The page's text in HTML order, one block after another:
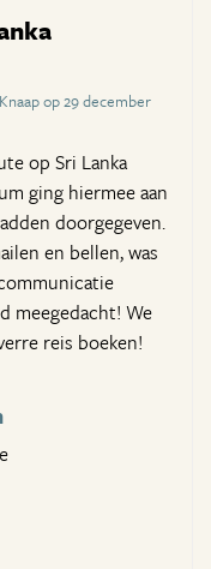
op 29 december
op Sri Lanka
ging hiermee aan
doorgegeven.
en bellen, was
meegedacht! We
reis boeken!